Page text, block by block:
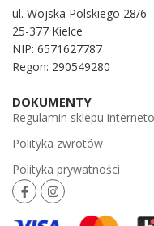
ul. Wojska Polskiego 28/6
25-377 Kielce
NIP: 6571627787
Regon: 290549280
DOKUMENTY
Regulamin sklepu
Polityka zwrotów
Polityka prywatności